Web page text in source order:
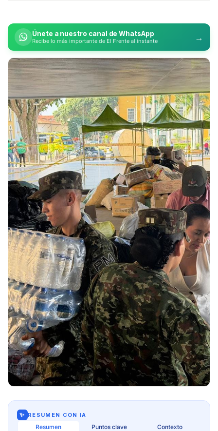
Únete a nuestro canal de WhatsApp
Recibe lo más importante de El Frente al instante →
✨ RESUMEN CON IA
Resumen Puntos clave Contexto